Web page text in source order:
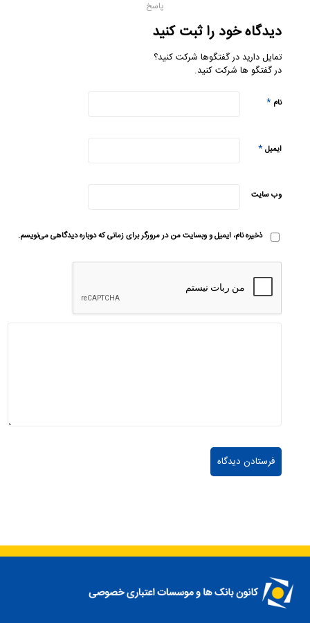
پاسخ
دیدگاه خود را ثبت کنید
تمایل دارید در گفتگوها شرکت کنید؟
در گفتگو ها شرکت کنید.
نام*
ایمیل*
وب‌ سایت
ذخیره نام، ایمیل و وبسایت من در مرورگر برای زمانی که دوباره دیدگاهی می‌نویسم.